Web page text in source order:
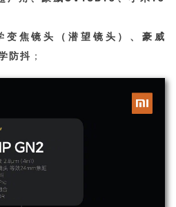
焦镜头（潜望镜头）、豪威
防抖 ；